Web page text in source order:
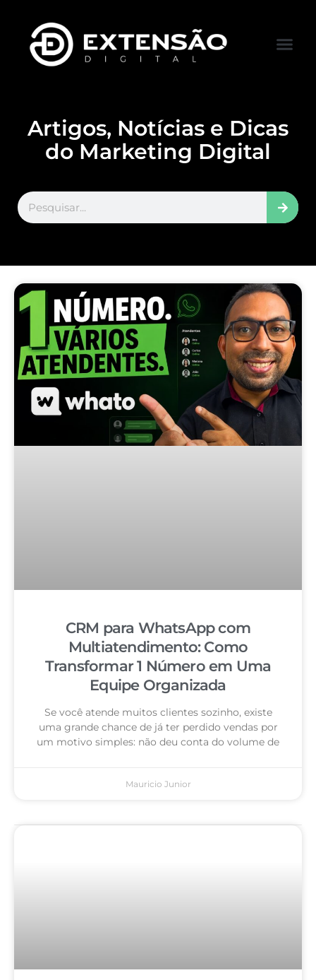
Artigos, Notícias e Dicas
do Marketing Digital
CRM para WhatsApp com
Multiatendimento: Como
Transformar 1 Número em Uma
Equipe Organizada
Se você atende muitos clientes sozinho, existe
uma grande chance de já ter perdido vendas por
um motivo simples: não deu conta do volume de
Mauricio Junior